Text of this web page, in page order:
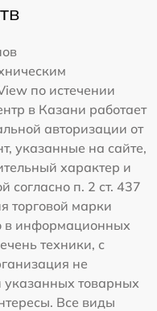
по истечении
в Казани работает
авторизации от
указанные на сайте,
характер и
согласно п. 2 ст. 437
торговой марки
в информационных
техники, с
не
товарных
Все виды